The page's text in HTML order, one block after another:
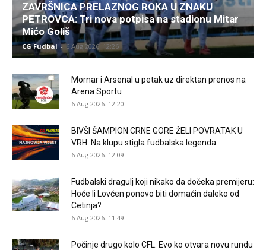
ZAVRŠNICA PRELAZNOG ROKA U ZNAKU
PETROVCA: Tri nova potpisa na stadionu Mitar
Mićo Goliš
CG Fudbal - 6 Aug 2026. 12:26
Mornar i Arsenal u petak uz direktan prenos na
Arena Sportu
6 Aug 2026. 12:20
BIVŠI ŠAMPION CRNE GORE ŽELI POVRATAK U
VRH: Na klupu stigla fudbalska legenda
6 Aug 2026. 12:09
Fudbalski dragulj koji nikako da dočeka premijeru:
Hoće li Lovćen ponovo biti domaćin daleko od
Cetinja?
6 Aug 2026. 11:49
Počinje drugo kolo CFL: Evo ko otvara novu rundu